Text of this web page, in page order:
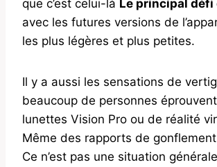
que c’est celui-là Le principal défi
avec les futures versions de
les plus légères et plus petites.
Il y a aussi les sensations de
beaucoup de personnes
lunettes Vision Pro ou de réalité
Même des rapports de
Ce n’est pas une situation